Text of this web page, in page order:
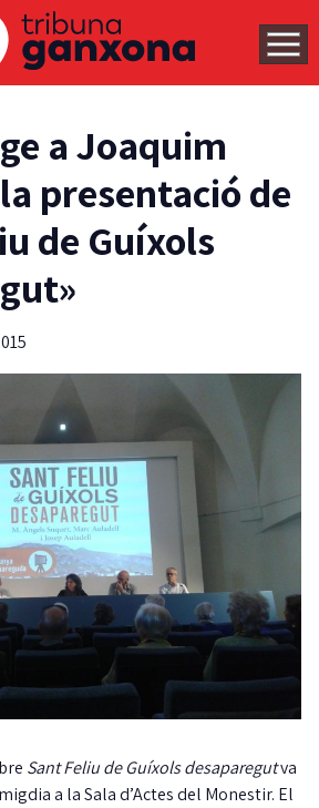
a Joaquim
presentació de
de Guíxols
Sant Feliu de Guíxols desaparegutva
a la Sala d’Actes del Monestir. El